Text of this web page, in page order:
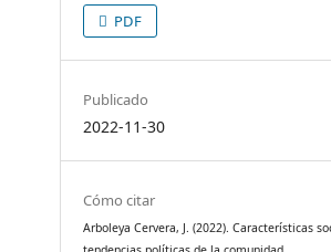
PDF
Publicado
2022-11-30
Cómo citar
Arboleya Cervera, J. (2022). Características